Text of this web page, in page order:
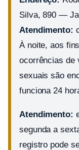
Silva, 890 —
Atendimento:
À noite, aos
ocorrências de
sexuais são
funciona 24
Atendimento:
segunda a
registro pode